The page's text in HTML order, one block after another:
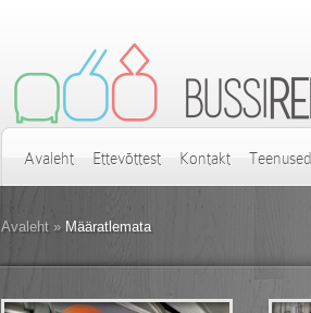
Avaleht Ettevõttest Kontakt Teenused
Avaleht » Määratlemata